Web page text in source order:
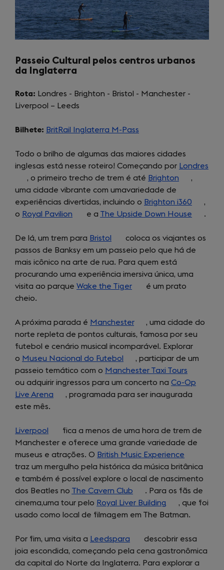
Passeio Cultural pelos centros urbanos
da Inglaterra
Rota: Londres - Brighton - Bristol - Manchester -
Liverpool – Leeds
Bilhete: BritRail Inglaterra M-Pass
a
new
tab)
Todo o brilho de algumas das maiores cidades
inglesas está nesse roteiro! Começando por Londres
, o primeiro trecho de trem é até Brighton (opens
a
new
,
uma cidade vibrante com umavariedade de
experiências divertidas, incluindo o Brighton i360 (opens
new
tab)
,
o Royal Pavilion (opens
a
new
tab)
e a The Upside Down House (opens
a
new
.
De lá, um trem para Bristol
(opens
in
a
new
tab)
coloca os viajantes os
passos de Banksy em um passeio pelo que há de
mais icônico na arte de rua. Para quem está
procurando uma experiência imersiva única, uma
visita ao parque Wake the Tiger (opens
new
tab)
é um prato
cheio.
A próxima parada é Manchester(opens
in
a
new
tab)
, uma cidade do
norte repleta de pontos culturais, famosa por seu
futebol e cenário musical incomparável. Explorar
o Museu Nacional do Futebol
(opens
in
a
new
, participar de um
passeio temático com o Manchester Taxi Tours
in
a
ou adquirir ingressos para um concerto na Co-Op
Live Arena (opens
new
tab)
, programada para ser inaugurada
este mês.
Liverpool
(opens
in
a
new
tab)
fica a menos de uma hora de trem de
Manchester e oferece uma grande variedade de
museus e atrações. O British Music Experience
in
a
new
tab)
traz um mergulho pela histórica da música britânica
e também é possível explore o local de nascimento
dos Beatles no The Cavern Club (opens
in
a
tab)
. Para os fãs de
cinema,uma tour pelo Royal Liver Building (opens
in
new
tab)
, que foi
usado como local de filmagem em The Batman.
Por fim, uma visita a Leedspara (opens
in
a
descobrir essa
joia escondida, começando pela cena gastronômica
da capital do Norte da Inglaterra. Para explorar a